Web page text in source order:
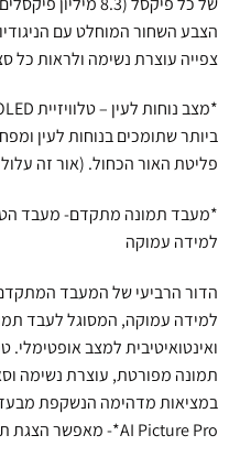
הצבע השחור המוחלט עם
צפייה עוצרת נשימה ולראות כל
ביותר שתומכים בנוחות לעין
פליטת האור הכחול. (אור זה
למידה עמוקה
למידה עמוקה, המסוגל לעבד
ואינטואיטיבית למצב
תמונה מפורטת, עוצרת נשימה
במציאות מדהימה הנשקפת מבעד
AI Picture Pro*- מאפשר הצגת תמונה אידיאלית מכל מקור.